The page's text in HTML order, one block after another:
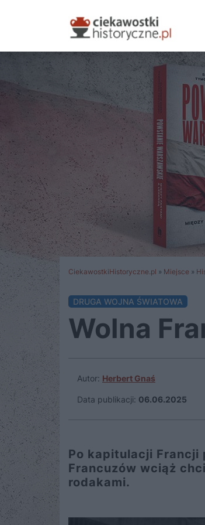
CiekawostkiHistoryczne.pl » Miejsce »
DRUGA WOJNA ŚWIATOWA
Wolna
Autor: Herbert Gnaś
Data publikacji: 06.06.2025
Po kapitulacji Francji
Francuzów wciąż
rodakami.